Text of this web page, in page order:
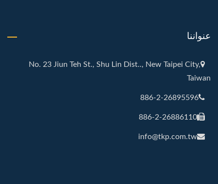
عنواننا
No. 23 Jiun Teh St., Shu Lin Dist.., New Taipei City,
Taiwan
886-2-26895596
886-2-26886110
info@tkp.com.tw